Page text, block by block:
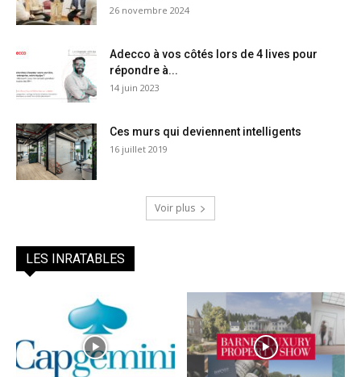
26 novembre 2024
Adecco à vos côtés lors de 4 lives pour
répondre à...
14 juin 2023
Ces murs qui deviennent intelligents
16 juillet 2019
Voir plus
LES INRATABLES